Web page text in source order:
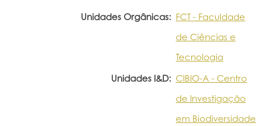
Unidades Orgânicas: FCT - Faculdade
de Ciências e
Tecnologia
Unidades I&D: CIBIO-A - Centro
de Investigação
em Biodiversidade